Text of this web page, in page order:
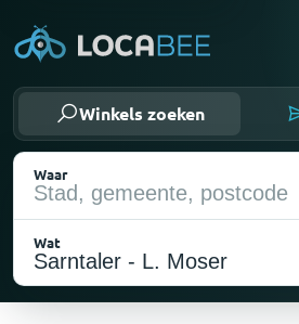
Winkels zoeken
Waar
Wat